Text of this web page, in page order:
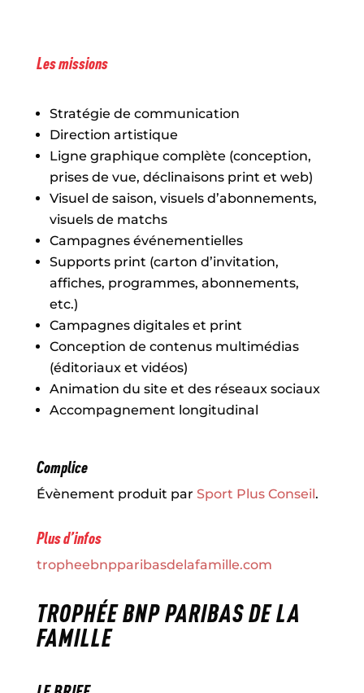
Les missions
Stratégie de communication
Direction artistique
Ligne graphique complète (conception,
prises de vue, déclinaisons print et web)
Visuel de saison, visuels d’abonnements,
visuels de matchs
Campagnes événementielles
Supports print (carton d’invitation,
affiches, programmes, abonnements,
etc.)
Campagnes digitales et print
Conception de contenus multimédias
(éditoriaux et vidéos)
Animation du site et des réseaux sociaux
Accompagnement longitudinal
Complice
Évènement produit par Sport Plus Conseil.
Plus d’infos
tropheebnpparibasdelafamille.com
TROPHÉE BNP PARIBAS DE LA
FAMILLE